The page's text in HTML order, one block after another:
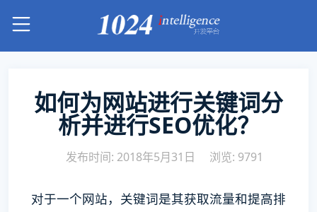
如何为网站进行关键词分
析并进行SEO优化？
发布时间: 2018年5月31日 浏览: 9791
对于一个网站，关键词是其获取流量和提高排